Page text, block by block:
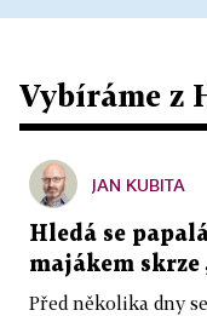
Vybíráme z
JAN KUBITA
Hledá se
majákem
Před několika dny